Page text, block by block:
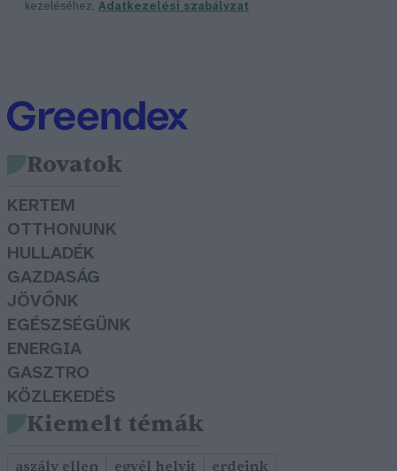
kezeléséhez. Adatkezelési szabályzat
Rovatok
KERTEM
OTTHONUNK
HULLADÉK
GAZDASÁG
JÖVŐNK
EGÉSZSÉGÜNK
ENERGIA
GASZTRO
KÖZLEKEDÉS
Kiemelt témák
aszály ellen egyél helyit erdeink